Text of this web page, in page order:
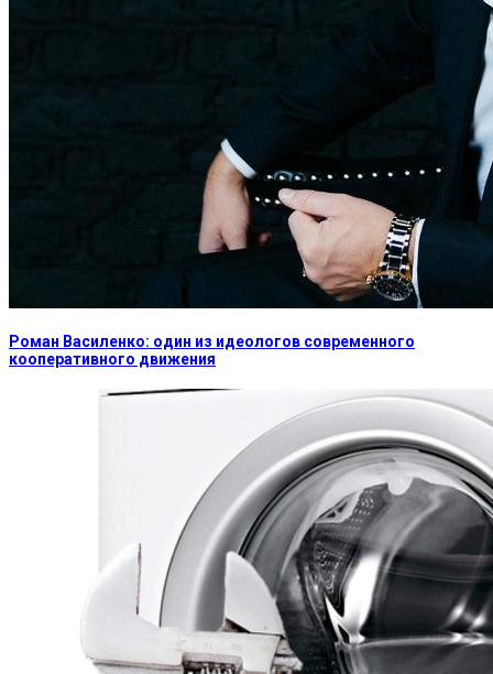
Роман Василенко: один из идеологов современного
кооперативного движения